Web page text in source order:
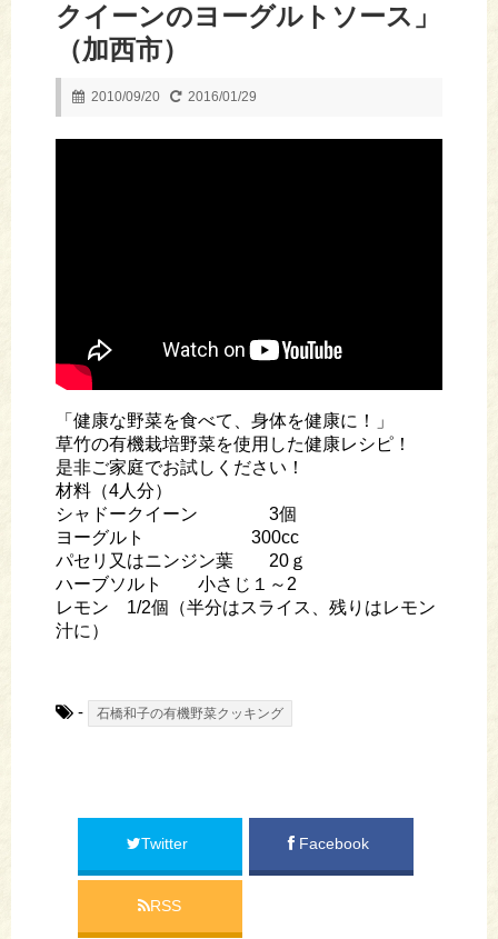
クイーンのヨーグルトソース」
（加西市）
2010/09/20 2016/01/29
「健康な野菜を食べて、身体を健康に！」
草竹の有機栽培野菜を使用した健康レシピ！
是非ご家庭でお試しください！
材料（4人分）
シャドークイーン 3個
ヨーグルト 300cc
パセリ又はニンジン葉 20ｇ
ハーブソルト 小さじ１～2
レモン 1/2個（半分はスライス、残りはレモン
汁に）
- 石橋和子の有機野菜クッキング
Twitter Facebook
RSS